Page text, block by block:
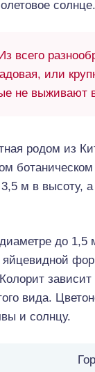
солнце.
всего
или
не выживают
родом из
3,5 м в высоту,
до 1,5
яйцевидной
вида.
и солнцу.